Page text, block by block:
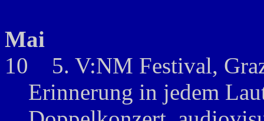
Mai
10 5. V:NM Festival,
Erinnerung in jedem